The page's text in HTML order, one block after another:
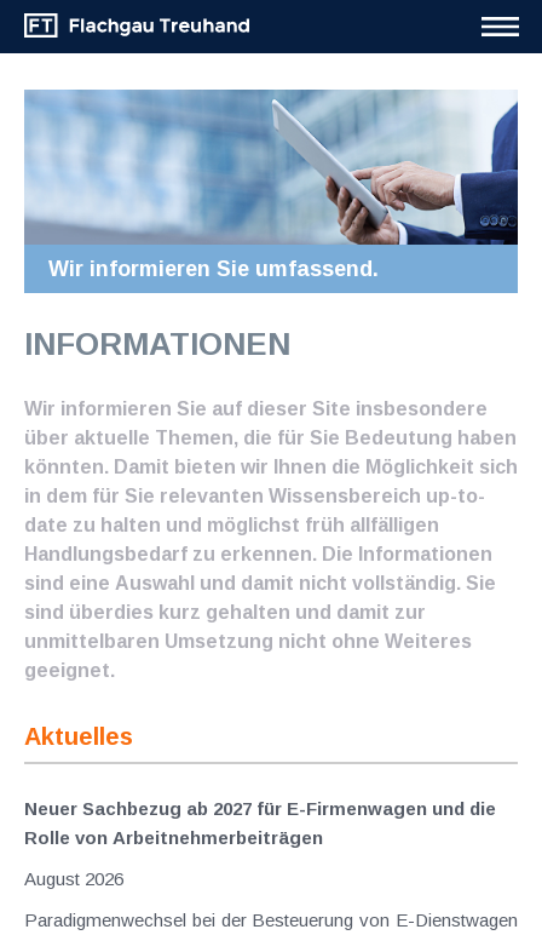
Wir informieren Sie umfassend.
INFORMATIONEN
Wir informieren Sie auf dieser Site insbesondere
über aktuelle Themen, die für Sie Bedeutung haben
könnten. Damit bieten wir Ihnen die Möglichkeit sich
in dem für Sie relevanten Wissensbereich up-to-
date zu halten und möglichst früh allfälligen
Handlungsbedarf zu erkennen. Die Informationen
sind eine Auswahl und damit nicht vollständig. Sie
sind überdies kurz gehalten und damit zur
unmittelbaren Umsetzung nicht ohne Weiteres
geeignet.
Aktuelles
Neuer Sachbezug ab 2027 für E-Firmenwagen und die
Rolle von Arbeitnehmer​­beiträgen
August 2026
Paradigmenwechsel bei der Besteuerung von E-Dienstwagen